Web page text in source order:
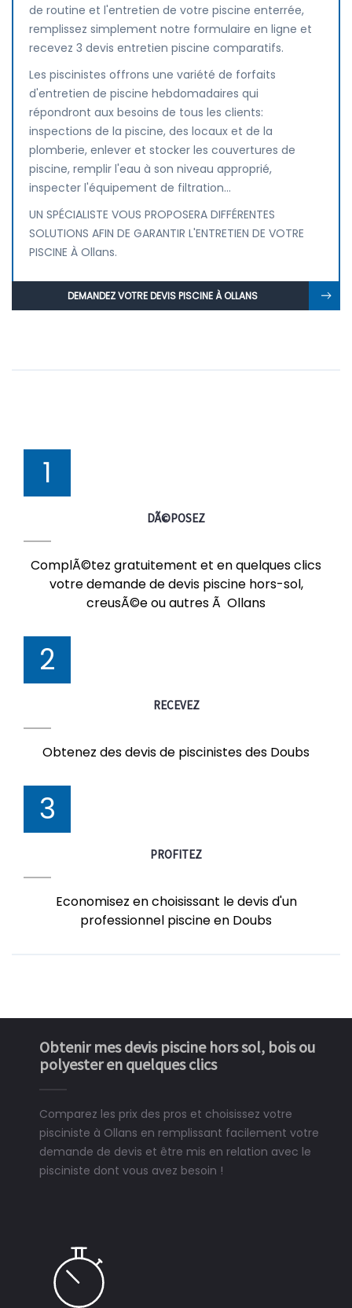
de routine et l'entretien de votre piscine enterrée,
remplissez simplement notre formulaire en ligne et
recevez 3 devis entretien piscine comparatifs.
Les piscinistes offrons une variété de forfaits
d'entretien de piscine hebdomadaires qui
répondront aux besoins de tous les clients:
inspections de la piscine, des locaux et de la
plomberie, enlever et stocker les couvertures de
piscine, remplir l'eau à son niveau approprié,
inspecter l'équipement de filtration...
UN SPÉCIALISTE VOUS PROPOSERA DIFFÉRENTES
SOLUTIONS AFIN DE GARANTIR L'ENTRETIEN DE VOTRE
PISCINE À Ollans.
DEMANDEZ VOTRE DEVIS PISCINE À OLLANS
1
DÃ©POSEZ
ComplÃ©tez gratuitement et en quelques clics
votre demande de devis piscine hors-sol,
creusÃ©e ou autres Ã Ollans
2
RECEVEZ
Obtenez des devis de piscinistes des Doubs
3
PROFITEZ
Economisez en choisissant le devis d'un
professionnel piscine en Doubs
Obtenir mes devis piscine hors sol, bois ou
polyester en quelques clics
Comparez les prix des pros et choisissez votre
pisciniste à Ollans en remplissant facilement votre
demande de devis et être mis en relation avec le
pisciniste dont vous avez besoin !